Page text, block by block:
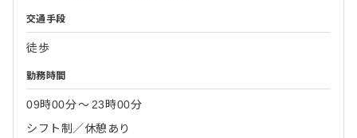
交通手段
徒歩
勤務時間
09時00分〜 23時00分
シフト制／休憩あり